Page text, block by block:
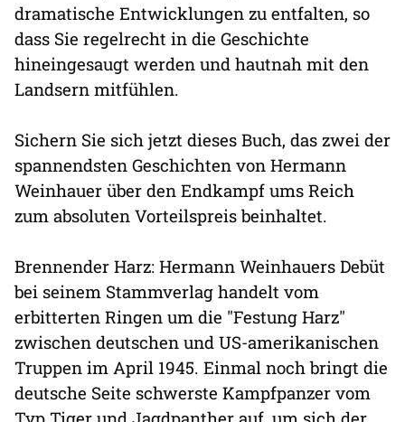
dramatische Entwicklungen zu entfalten, so
dass Sie regelrecht in die Geschichte
hineingesaugt werden und hautnah mit den
Landsern mitfühlen.
Sichern Sie sich jetzt dieses Buch, das zwei der
spannendsten Geschichten von Hermann
Weinhauer über den Endkampf ums Reich
zum absoluten Vorteilspreis beinhaltet.
Brennender Harz: Hermann Weinhauers Debüt
bei seinem Stammverlag handelt vom
erbitterten Ringen um die "Festung Harz"
zwischen deutschen und US-amerikanischen
Truppen im April 1945. Einmal noch bringt die
deutsche Seite schwerste Kampfpanzer vom